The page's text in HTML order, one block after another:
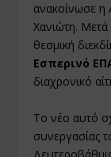
ανακοίνωσε η
Χανιώτη. Μετά
θεσμική
Εσπερινό
διαχρονικό
Το νέο αυτό
συνεργασίας